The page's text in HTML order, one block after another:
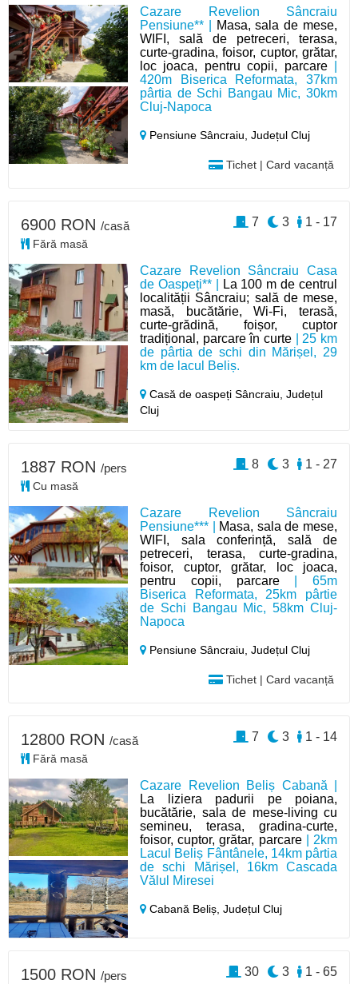
Cazare Revelion Sâncraiu
Pensiune** |
Masa, sala de mese,
WIFI, sală de petreceri, terasa,
curte-gradina, foisor, cuptor, grătar,
loc joaca, pentru copii, parcare|
420m Biserica Reformata, 37km
pârtia de Schi Bangau Mic, 30km
Cluj-Napoca
Pensiune Sâncraiu,Județul Cluj
Tichet | Card vacanță
Cazare Revelion Sâncraiu Casa
de Oaspeți** |
La 100 m de centrul
localității Sâncraiu; sală de mese,
masă, bucătărie, Wi-Fi, terasă,
curte-grădină, foișor, cuptor
tradițional, parcare în curte | 25 km
de pârtia de schi din Mărișel, 29
km de lacul Beliș.
Casă de oaspeți Sâncraiu,Județul
Cluj
6900 RON /casă
Fără masă
1 - 17
3
7
Cazare Revelion Sâncraiu
Pensiune*** |
Masa, sala de mese,
WIFI, sala conferință, sală de
petreceri, terasa, curte-gradina,
foisor, cuptor, grătar, loc joaca,
pentru copii, parcare| 65m
Biserica Reformata, 25km pârtie
de Schi Bangau Mic, 58km Cluj-
Napoca
Pensiune Sâncraiu,Județul Cluj
Tichet | Card vacanță
1887 RON /pers
Cu masă
1 - 27
3
8
Cazare Revelion Beliș Cabană |
La liziera padurii pe poiana,
bucătărie, sala de mese-living cu
semineu, terasa, gradina-curte,
foisor, cuptor, grătar, parcare| 2km
Lacul Beliș Fântânele, 14km pârtia
de schi Mărișel, 16km Cascada
Vălul Miresei
Cabană Beliș,Județul Cluj
12800 RON /casă
Fără masă
1 - 14
3
7
1500 RON /pers 1 - 65
3
30